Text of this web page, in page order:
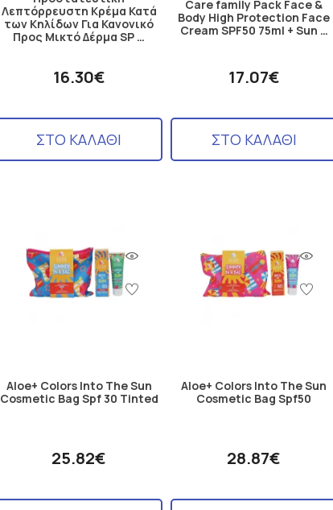
Λεπτόρρευστη Κρέμα Κατά
των Κηλίδων Για Κανονικό
Προς Μικτό Δέρμα SP …
16.30€
ΣΤΟ ΚΑΛΑΘΙ
Care family Pack Face &
Body High Protection Face
Cream SPF50 75ml + Sun …
17.07€
ΣΤΟ ΚΑΛΑΘΙ
Aloe+ Colors Into The Sun
Cosmetic Bag Spf 30 Tinted
25.82€
Aloe+ Colors Into The Sun
Cosmetic Bag Spf50
28.87€